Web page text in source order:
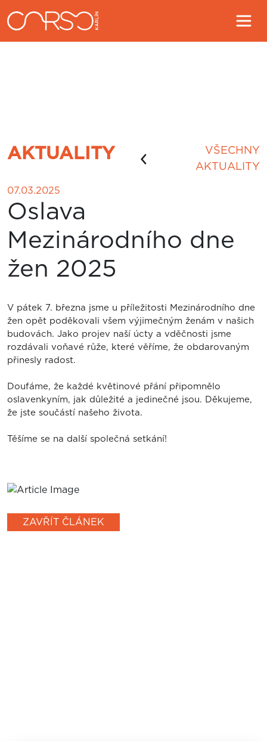
AKTUALITY
VŠECHNY
AKTUALITY
07.03.2025
Oslava
Mezinárodního dne
žen 2025
V pátek 7. března jsme u příležitosti Mezinárodního dne
žen opět poděkovali všem výjimečným ženám v našich
budovách. Jako projev naší úcty a vděčnosti jsme
rozdávali voňavé růže, které věříme, že obdarovaným
přinesly radost.
Doufáme, že každé květinové přání připomnělo
oslavenkyním, jak důležité a jedinečné jsou. Děkujeme,
že jste součástí našeho života.
Těšíme se na další společná setkání!
ZAVŘÍT ČLÁNEK